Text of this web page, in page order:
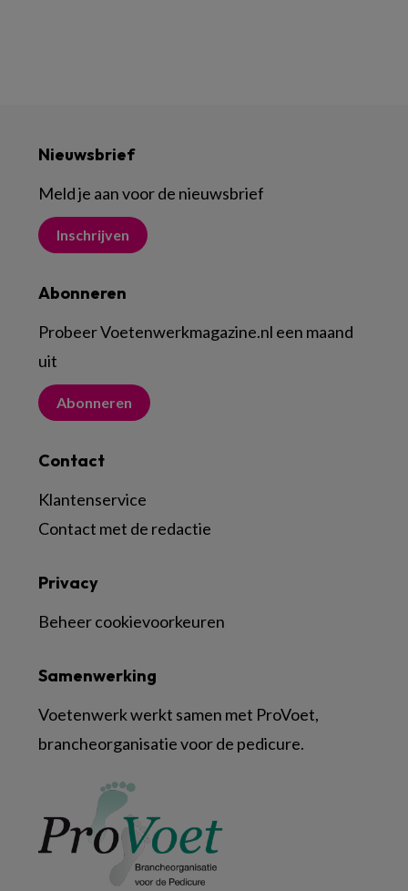
Nieuwsbrief
Meld je aan voor de nieuwsbrief
Inschrijven
Abonneren
Probeer Voetenwerkmagazine.nl een maand
uit
Abonneren
Contact
Klantenservice
Contact met de redactie
Samenwerking
Voetenwerk werkt samen met ProVoet,
brancheorganisatie voor de pedicure.
Privacy
Beheer cookievoorkeuren